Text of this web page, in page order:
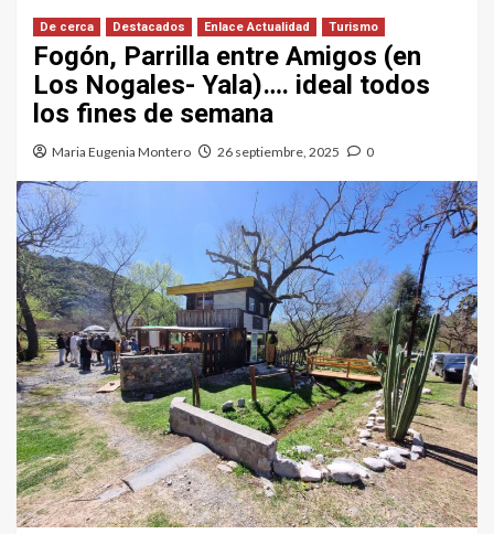
De cerca Destacados Enlace Actualidad Turismo
Fogón, Parrilla entre Amigos (en
Los Nogales- Yala)…. ideal todos
los fines de semana
Maria Eugenia Montero 26 septiembre, 2025 0